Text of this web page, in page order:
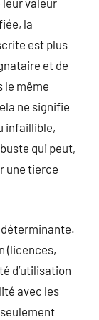
leur valeur
la
est plus
et de
le même
ne signifie
infaillible,
qui peut,
une tierce
déterminante.
(licences,
d’utilisation
avec les